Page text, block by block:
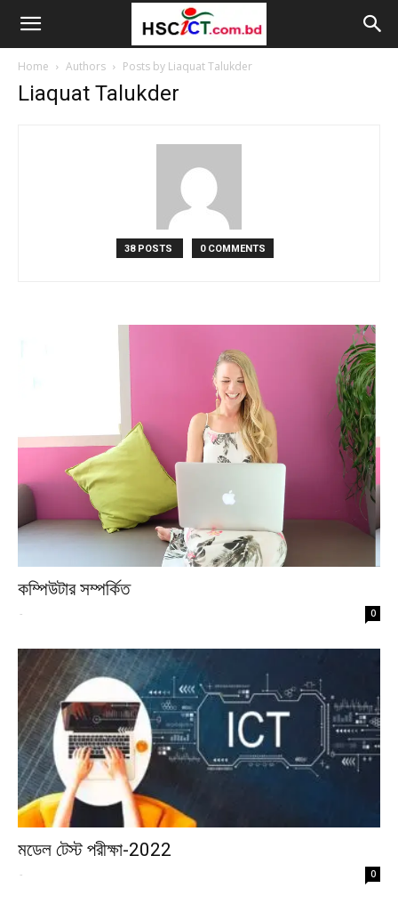
Home Authors Posts by Liaquat Talukder
Liaquat Talukder
38 POSTS 0 COMMENTS
কম্পিউটার সম্পর্কিত
- 0
মডেল টেস্ট পরীক্ষা-2022
- 0